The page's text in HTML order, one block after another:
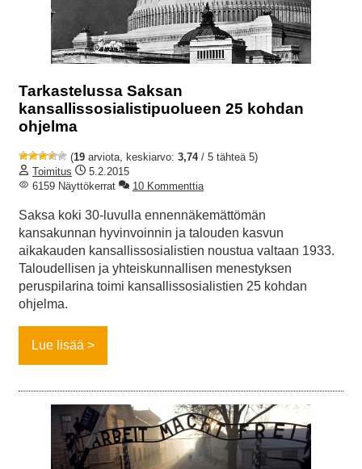
Tarkastelussa Saksan
kansallissosialistipuolueen 25 kohdan
ohjelma
(19 arviota, keskiarvo: 3,74/ 5 tähteä 5)
Toimitus
5.2.2015
6159 Näyttökerrat
10 Kommenttia
Saksa koki 30-luvulla ennennäkemättömän
kansakunnan hyvinvoinnin ja talouden kasvun
aikakauden kansallissosialistien noustua valtaan 1933.
Taloudellisen ja yhteiskunnallisen menestyksen
peruspilarina toimi kansallissosialistien 25 kohdan
ohjelma.
Lue lisää